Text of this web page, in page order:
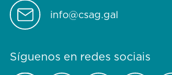
info@csag.gal
Síguenos en redes sociais